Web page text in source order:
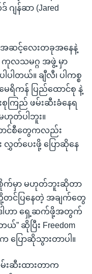
ဂျန်ဆာ (Jared
ဆင့်လေးတခုအနေနဲ့
ကုလသမဂ္ဂ အဖွဲ့ မှာ
ါတယ်။ ချီလီ၊ ပါကစ္စ
မေရိကန် ပြည်ထောင်စု နဲ့
ကြည် ဖမ်းဆီးခံနေရ
ဟုတ်ပါဘူး။
ာင်စီတွေကလည်း
လွှတ်ပေးဖို့ ပြောဆိုနေ
စိုက်မှာ မဟုတ်ဘူးဆိုတာ
တင်ပြနေတဲ့ အချက်တွေ
ါဟာ ရှေ့ဆက်ဖို့အတွက်
” ဆိုပြီး Freedom
ပြောဆိုသွားတာပါ။
းဆီးထားတာက